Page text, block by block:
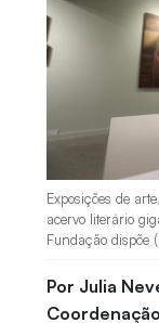
Exposições de
acervo literário
Fundação dispõe
Por Julia